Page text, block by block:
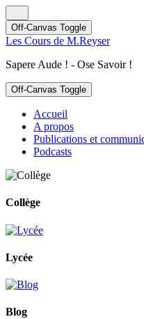
Off-Canvas Toggle
Les Cours de M.Reyser
Sapere Aude ! - Ose Savoir !
Off-Canvas Toggle
Accueil
A propos
Publications et
Podcasts
Collège
Lycée
Blog